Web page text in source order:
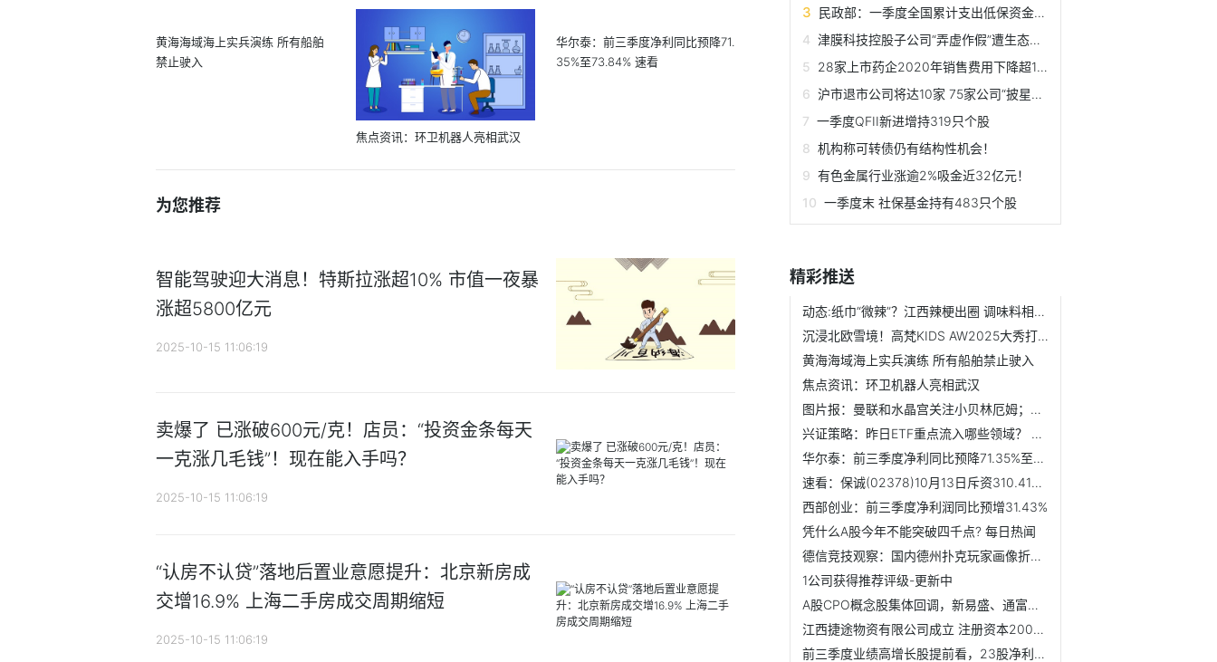
黄海海域海上实兵演练 所有船舶
禁止驶入
焦点资讯：环卫机器人亮相武汉
华尔泰：前三季度净利同比预降71.
35%至73.84% 速看
为您推荐
智能驾驶迎大消息！特斯拉涨超10% 市值一夜暴
涨超5800亿元
2025-10-15 11:06:19
卖爆了 已涨破600元/克！店员：“投资金条每天
一克涨几毛钱”！现在能入手吗？
2025-10-15 11:06:19
“认房不认贷”落地后置业意愿提升：北京新房成
交增16.9% 上海二手房成交周期缩短
2025-10-15 11:06:19
民政部：一季度全国累计支出低保资金约461.9亿元
津膜科技控股子公司“弄虚作假”遭生态环境部点名
28家上市药企2020年销售费用下降超10%
沪市退市公司将达10家 75家公司“披星戴帽”
一季度QFII新进增持319只个股
机构称可转债仍有结构性机会！
有色金属行业涨逾2%吸金近32亿元！
一季度末 社保基金持有483只个股
精彩推送
动态:纸巾“微辣”？江西辣梗出圈 调味料相关企业现存39.7万家
沉浸北欧雪境！高梵KIDS AW2025大秀打造“绒冬奇遇记”
黄海海域海上实兵演练 所有船舶禁止驶入
焦点资讯：环卫机器人亮相武汉
图片报：曼联和水晶宫关注小贝林厄姆；邮报记者：阿莫林最喜...
兴证策略：昨日ETF重点流入哪些领域？ 资讯
华尔泰：前三季度净利同比预降71.35%至73.84% 速看
速看：保诚(02378)10月13日斥资310.41万英镑回购30.62万股
西部创业：前三季度净利润同比预增31.43%
凭什么A股今年不能突破四千点? 每日热闻
德信竞技观察：国内德州扑克玩家画像折射出当代年轻人智力竞...
1公司获得推荐评级-更新中
A股CPO概念股集体回调，新易盛、通富微电跌超7%，中际旭创跌...
江西捷途物资有限公司成立 注册资本200万人民币|今日观点
前三季度业绩高增长股提前看，23股净利润增幅翻倍|每日速递